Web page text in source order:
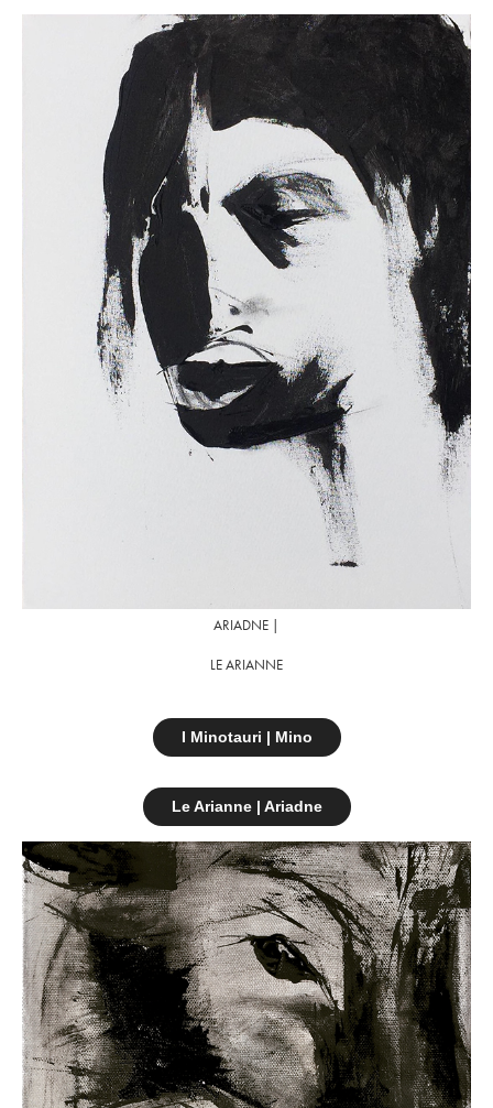
ARIADNE |
LE ARIANNE
I Minotauri | Mino
Le Arianne | Ariadne